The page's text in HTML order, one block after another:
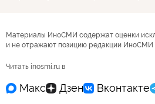
Материалы ИноСМИ содержат оценки
и не отражают позицию редакции ИноСМИ
Читать inosmi.ru в